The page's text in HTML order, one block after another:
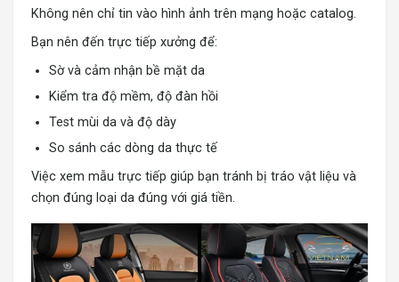
Không nên chỉ tin vào hình ảnh trên mạng hoặc catalog.
Bạn nên đến trực tiếp xưởng để:
Sờ và cảm nhận bề mặt da
Kiểm tra độ mềm, độ đàn hồi
Test mùi da và độ dày
So sánh các dòng da thực tế
Việc xem mẫu trực tiếp giúp bạn tránh bị tráo vật liệu và
chọn đúng loại da đúng với giá tiền.